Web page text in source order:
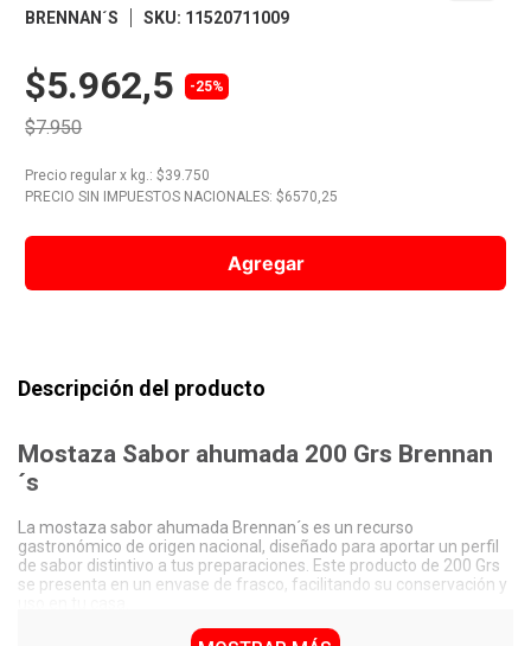
BRENNAN´S SKU: 11520711009
$5.962,5 -25%
$7.950
Precio regular x kg. : $39.750
PRECIO SIN IMPUESTOS NACIONALES: $6570,25
Agregar
Descripción del producto
Mostaza Sabor ahumada 200 Grs Brennan
´s
La mostaza sabor ahumada Brennan´s es un recurso
gastronómico de origen nacional, diseñado para aportar un perfil
de sabor distintivo a tus preparaciones. Este producto de 200 Grs
se presenta en un envase de frasco, facilitando su conservación y
7.
Queso
8.
Fideos